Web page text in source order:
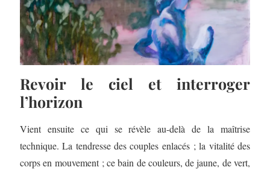
Revoir le ciel et interroger
l’horizon
Vient ensuite ce qui se révèle au-delà de la maîtrise
technique. La tendresse des couples enlacés ; la vitalité des
corps en mouvement ; ce bain de couleurs, de jaune, de vert,